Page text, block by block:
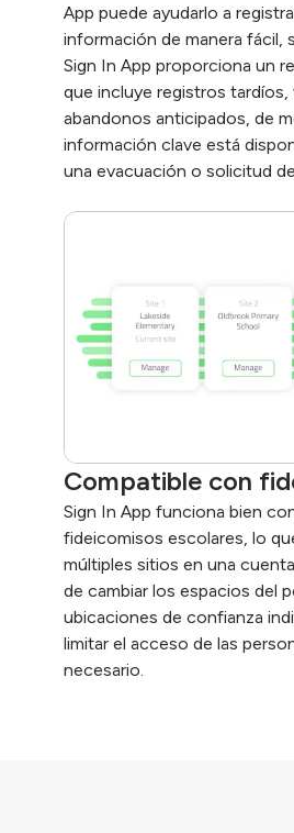
App puede ayudarlo a
información de manera fácil,
Sign In App proporciona un
que incluye registros tardíos,
abandonos anticipados, de
información clave está
una evacuación o solicitud
Compatible con
Sign In App funciona bien
fideicomisos escolares, lo
múltiples sitios en una
de cambiar los espacios del
ubicaciones de confianza
limitar el acceso de las
necesario.